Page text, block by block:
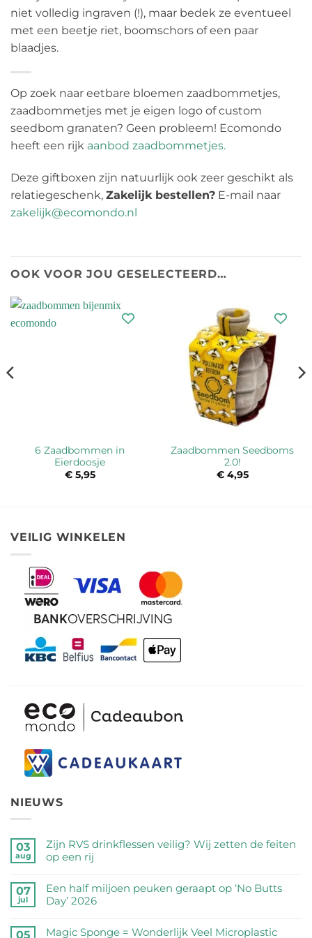
niet volledig ingraven (!), maar bedek ze eventueel
met een beetje riet, boomschors of een paar
blaadjes.
Op zoek naar eetbare bloemen zaadbommetjes,
zaadbommetjes met je eigen logo of custom
seedbom granaten? Geen probleem! Ecomondo
heeft een rijk aanbod zaadbommetjes.
Deze giftboxen zijn natuurlijk ook zeer geschikt als
relatiegeschenk, Zakelijk bestellen? E-mail naar
zakelijk@ecomondo.nl
OOK VOOR JOU GESELECTEERD…
6 Zaadbommen in
Eierdoosje
€5,95
Zaadbommen Seedboms
2.0!
€4,95
VEILIG WINKELEN
NIEUWS
03
aug
Zijn RVS drinkflessen veilig? Wij zetten de feiten
op een rij
reacties
op
Zijn
07
jul
Een half miljoen peuken geraapt op ‘No Butts
Day’ 2026
reacties
05
Magic Sponge = Wonderlijk Veel Microplastic